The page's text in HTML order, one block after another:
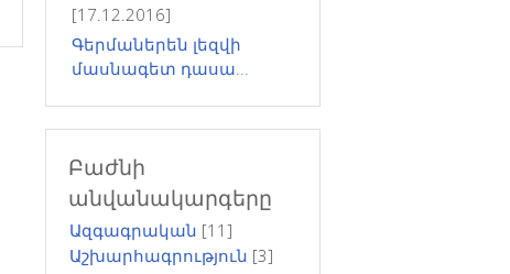
[17.12.2016]
Գերմաներեն լեզվի
մասնագետ դասա...
Բաժնի
անվանակարգերը
Ազգագրական [11]
Աշխարհագրություն [3]